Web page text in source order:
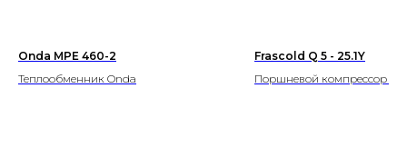
Onda MPE 460-2
Теплообменник Onda
Frascold Q 5 - 25.1Y
Поршневой компрессор